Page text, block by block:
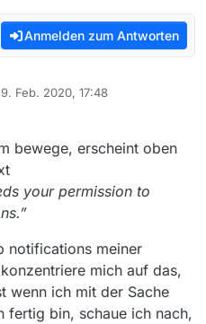
Anmelden zum Antworten
9. Feb. 2020, 17:48
von
bewege, erscheint oben
your permission to
notifications meiner
mich auf das,
wenn ich mit der Sache
fertig bin, schaue ich nach,